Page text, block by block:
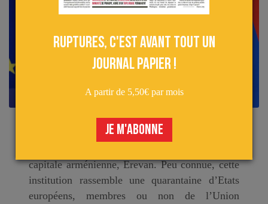
Un sommet de la communauté politique
capitale arménienne, Erevan. Peu connue, cette
institution rassemble une quarantaine d’Etats
européens, membres ou non de l’Union
Ruptures, c'est avant tout un
journal papier !
A partir de 5,50€ par mois
JE M'ABONNE